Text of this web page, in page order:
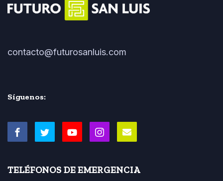
contacto@futurosanluis.com
Síguenos:
TELÉFONOS DE EMERGENCIA